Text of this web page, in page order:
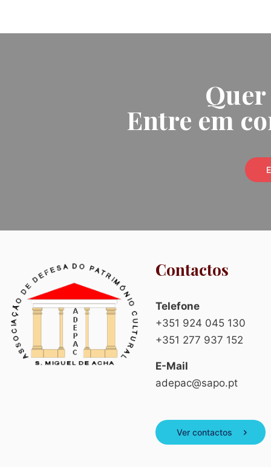
Entre em
Contactos
Telefone
+351 924 045 130
+351 277 937 152
E-Mail
adepac@sapo.pt
Ver contactos